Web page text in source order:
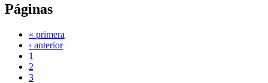
Páginas
« primera
‹ anterior
1
2
3